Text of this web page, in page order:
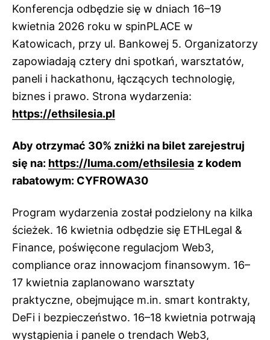
Konferencja odbędzie się w dniach 16–19
kwietnia 2026 roku w spinPLACE w
Katowicach, przy ul. Bankowej 5. Organizatorzy
zapowiadają cztery dni spotkań, warsztatów,
paneli i hackathonu, łączących technologię,
biznes i prawo. Strona wydarzenia:
https://ethsilesia.pl
Aby otrzymać 30% zniżki na bilet zarejestruj
się na: https://luma.com/ethsilesia z kodem
rabatowym: CYFROWA30
Program wydarzenia został podzielony na kilka
ścieżek. 16 kwietnia odbędzie się ETHLegal &
Finance, poświęcone regulacjom Web3,
compliance oraz innowacjom finansowym. 16–
17 kwietnia zaplanowano warsztaty
praktyczne, obejmujące m.in. smart kontrakty,
DeFi i bezpieczeństwo. 16–18 kwietnia potrwają
wystąpienia i panele o trendach Web3,